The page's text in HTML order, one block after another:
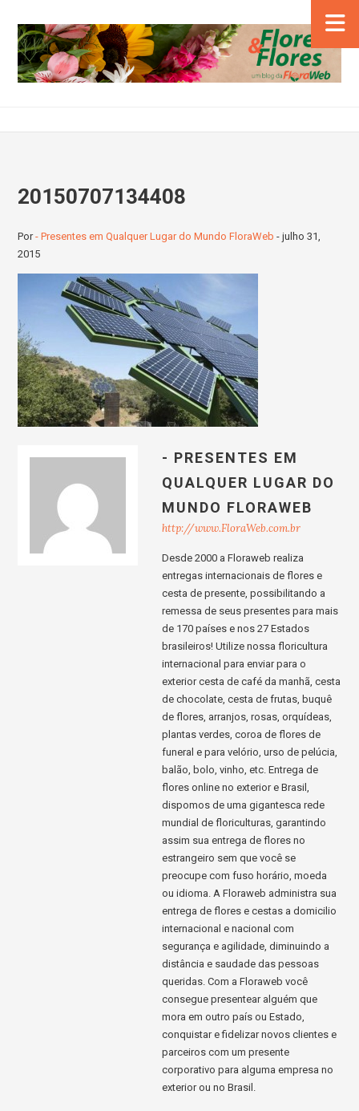
20150707134408
Por- Presentes em Qualquer Lugar do Mundo FloraWeb -julho 31,
2015
- PRESENTES EM
QUALQUER LUGAR DO
MUNDO FLORAWEB
http://www.FloraWeb.com.br
Desde 2000 a Floraweb realiza
entregas internacionais de flores e
cesta de presente, possibilitando a
remessa de seus presentes para mais
de 170 países e nos 27 Estados
brasileiros! Utilize nossa floricultura
internacional para enviar para o
exterior cesta de café da manhã, cesta
de chocolate, cesta de frutas, buquê
de flores, arranjos, rosas, orquídeas,
plantas verdes, coroa de flores de
funeral e para velório, urso de pelúcia,
balão, bolo, vinho, etc. Entrega de
flores online no exterior e Brasil,
dispomos de uma gigantesca rede
mundial de floriculturas, garantindo
assim sua entrega de flores no
estrangeiro sem que você se
preocupe com fuso horário, moeda
ou idioma. A Floraweb administra sua
entrega de flores e cestas a domicilio
internacional e nacional com
segurança e agilidade, diminuindo a
distância e saudade das pessoas
queridas. Com a Floraweb você
consegue presentear alguém que
mora em outro país ou Estado,
conquistar e fidelizar novos clientes e
parceiros com um presente
corporativo para alguma empresa no
exterior ou no Brasil.